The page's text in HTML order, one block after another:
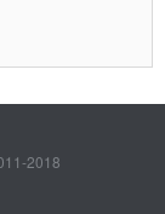
2018